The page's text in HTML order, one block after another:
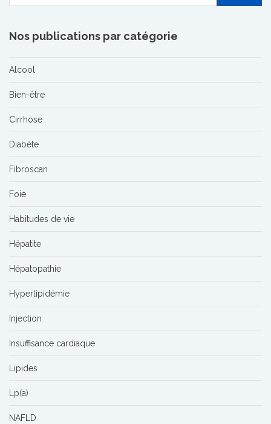
Nos publications par catégorie
Alcool
Bien-être
Cirrhose
Diabète
Fibroscan
Foie
Habitudes de vie
Hépatite
Hépatopathie
Hyperlipidémie
Injection
Insuffisance cardiaque
Lipides
Lp(a)
NAFLD